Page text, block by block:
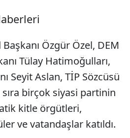
Özgür Özel, DEM
Tülay Hatimoğulları,
Seyit Aslan, TİP Sözcüsü
sıra birçok siyasi partinin
kitle örgütleri,
ve vatandaşlar katıldı.